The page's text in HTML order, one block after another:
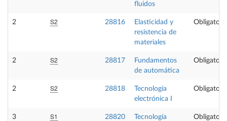
fluidos
2 S2 28816
Elasticidad y
resistencia de
materiales
Obligatoria
2 S2 28817
Fundamentos
de automática
Obligatoria
2 S2 28818
Tecnología
electrónica I
Obligatoria
3 S1 28820 Tecnología Obligatoria